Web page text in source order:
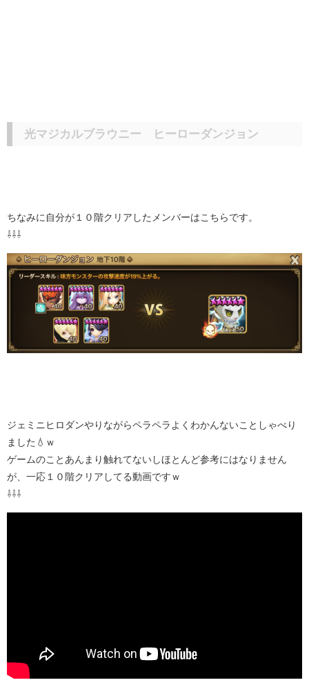
光マジカルブラウニー ヒーローダンジョン
ちなみに自分が１０階クリアしたメンバーはこちらです。
⇩⇩⇩
ジェミニヒロダンやりながらペラペラよくわかんないことしゃべり
ました💧ｗ
ゲームのことあんまり触れてないしほとんど参考にはなりません
が、一応１０階クリアしてる動画ですｗ
⇩⇩⇩